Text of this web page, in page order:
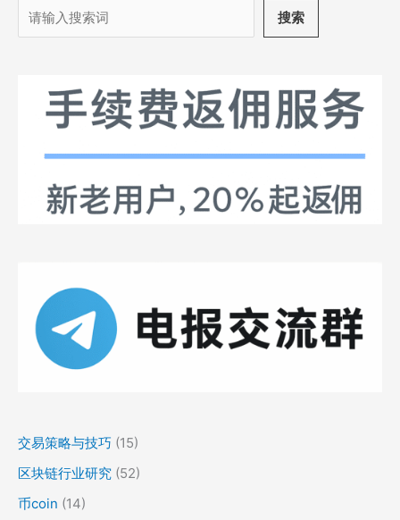
搜
索
搜索
交易策略与技巧 (15)
区块链行业研究 (52)
币coin (14)